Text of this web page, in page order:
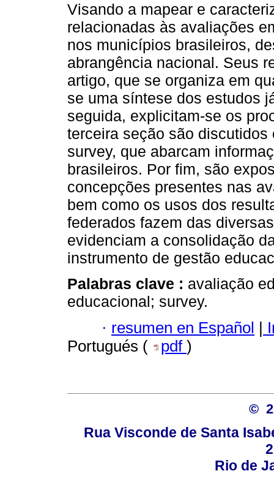
Visando a mapear e
relacionadas às avaliações
nos municípios brasileiros,
abrangência nacional. Seus
artigo, que se organiza em
se uma síntese dos estudos
seguida, explicitam-se os
terceira seção são
survey, que abarcam
brasileiros. Por fim, são
concepções presentes nas
bem como os usos dos
federados fazem das
evidenciam a consolidação
instrumento de gestão
Palabras clave : avaliação
educacional; survey.
· resumen en Español |
Portugués (
pdf )
©
Rua Visconde de Santa
Rio de